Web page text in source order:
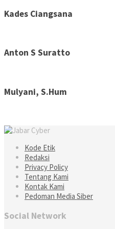
Kades Ciangsana
Anton S Suratto
Mulyani, S.Hum
Kode Etik
Redaksi
Privacy Policy
Tentang Kami
Kontak Kami
Pedoman Media Siber
Social Network